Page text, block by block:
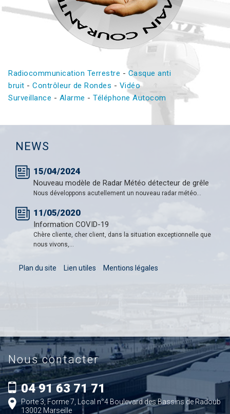
Radiocommunication Terrestre - Casque anti
bruit -Contrôleur de Rondes - Vidéo
Surveillance - Alarme -Téléphone Autocom
Nous contacter
04 91 63 71 71
Porte 3, Forme 7, Local n°4 Boulevard des Bassins de Radoub
13002 Marseille
NEWS
15/04/2024
Nouveau modèle de Radar Météo détecteur de grêle
Nous développons acutellement un nouveau radar météo...
11/05/2020
Information COVID-19
Chère cliente, cher client, dans la situation exceptionnelle que
nous vivons,...
Plan du site Lien utiles Mentions légales